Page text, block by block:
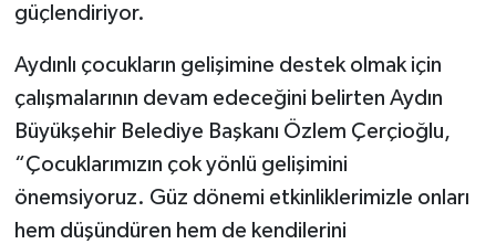
güçlendiriyor.
Aydınlı çocukların gelişimine destek olmak için
çalışmalarının devam edeceğini belirten Aydın
Büyükşehir Belediye Başkanı Özlem Çerçioğlu,
“Çocuklarımızın çok yönlü gelişimini
önemsiyoruz. Güz dönemi etkinliklerimizle onları
hem düşündüren hem de kendilerini